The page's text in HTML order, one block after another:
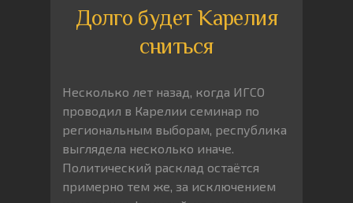
Долго будет Карелия
сниться
Несколько лет назад, когда ИГСО
проводил в Карелии семинар по
региональным выборам, республика
выглядела несколько иначе.
Политический расклад остаётся
примерно тем же, за исключением